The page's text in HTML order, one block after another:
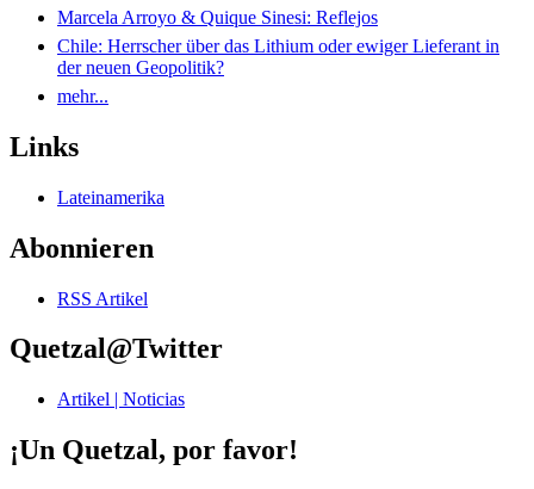
Marcela Arroyo & Quique Sinesi: Reflejos
Chile: Herrscher über das Lithium oder ewiger Lieferant in
der neuen Geopolitik?
mehr...
Links
Lateinamerika
Abonnieren
RSS Artikel
Quetzal@Twitter
Artikel | Noticias
¡Un Quetzal, por favor!